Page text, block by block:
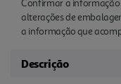
Confirmar a informação
alterações de
a informação que
Descrição